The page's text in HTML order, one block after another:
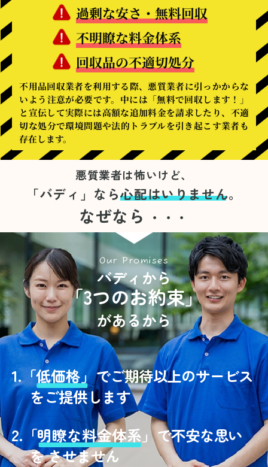
過剰な安さ・無料回収
不明瞭な料金体系
回収品の不適切処分
不用品回収業者を利用する際、悪質業者に引っかからな
いよう注意が必要です。中には「無料で回収します！」
と宣伝して実際には高額な追加料金を請求したり、不適
切な処分で環境問題や法的トラブルを引き起こす業者も
存在します。
悪質業者は怖いけど、
「バディ」なら心配はいりません。
なぜなら ・・・
Our Promises
バディから
「3つのお約束」
があるから
1.「低価格」でご期待以上のサービス
をご提供します
2.「明瞭な料金体系」で不安な思い
を させません